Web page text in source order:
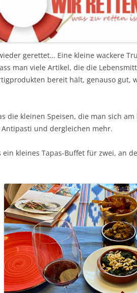
gerettet… Eine kleine wackere
man viele Artikel, die die
bereit hält, genauso gut,
die kleinen Speisen, die man sich
Antipasti und dergleichen mehr.
ein kleines Tapas-Buffet für zwei, an